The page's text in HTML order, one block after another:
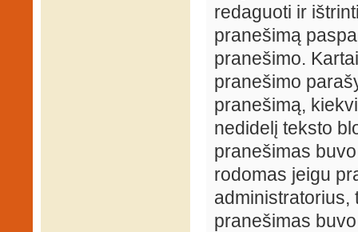
redaguoti ir
pranešimą
pranešimo.
pranešimo
pranešimą,
nedidelį teksto
pranešimas
rodomas jeigu
administratorius,
pranešimas